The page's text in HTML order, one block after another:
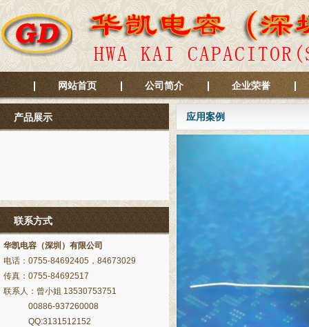
网站首页 公司简介 企业荣誉
产品展示
联系方式
华凯电容（深圳）有限公司
电话：0755-84692405，84673029
传真：0755-84692517
联系人：曾小姐 13530753751
00886-937260008
QQ:3131512152
应用案例